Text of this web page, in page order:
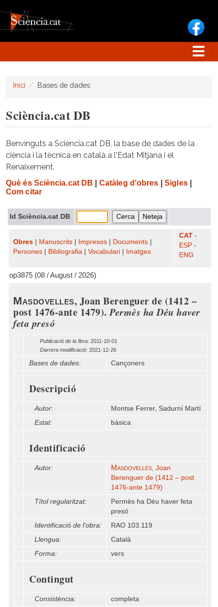
Inici Bases de dades
Sciència.cat DB
Benvinguts a Sciència.cat DB, la base de dades de la
ciència i la tècnica en català a l'Edat Mitjana i el
Renaixement.
Què és Sciència.cat DB Catàleg d'obres Sigles|
Com citar
Id Sciència.cat DB
Obres Manuscrits Impresos Documents
Persones
Bibliografia Vocabulari Imatges
CAT -
ESP -
ENG
op3875 (08 / August / 2026)
Masdovelles, Joan Berenguer de (1412 –
post 1476-ante 1479).Permès ha Déu haver
feta presó
Publicació de la fitxa: 2011-10-01
Darrera modificació: 2021-12-26
Bases de dades: Cançoners
Descripció
Autor:
Montse Ferrer, Sadurní Martí
Estat:
bàsica
Identificació
Autor: Masdovelles, Joan
Berenguer de (1412 – post
1476-ante 1479)
Títol regularitzat:
Permès ha Déu haver feta
presó
Identificació de l'obra:
RAO 103.119
Llengua:
Català
Forma:
vers
Contingut
Consistència: completa